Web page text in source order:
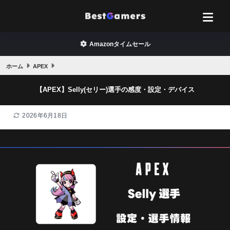
Amazonタイムセール
ホーム APEX
【APEX】Selly(セリー)選手の感度・設定・デバイス
2026年6月18日